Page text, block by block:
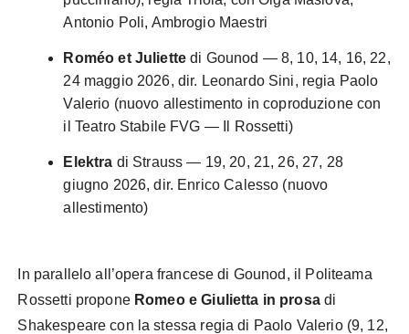
Antonio Poli, Ambrogio Maestri
Roméo et Juliette di Gounod — 8, 10, 14, 16, 22,
24 maggio 2026, dir. Leonardo Sini, regia Paolo
Valerio (nuovo allestimento in coproduzione con
il Teatro Stabile FVG — Il Rossetti)
Elektra di Strauss — 19, 20, 21, 26, 27, 28
giugno 2026, dir. Enrico Calesso (nuovo
allestimento)
In parallelo all’opera francese di Gounod, il Politeama
Rossetti propone Romeo e Giulietta in prosadi
Shakespeare con la stessa regia di Paolo Valerio (9, 12,